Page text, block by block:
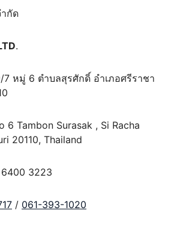
กัด
.
7 หมู่ 6 ตำบลสุรศักดิ์ อำเภอศรีราชา
6 Tambon Surasak , Si Racha
20110, Thailand
3223
/ 061-393-1020